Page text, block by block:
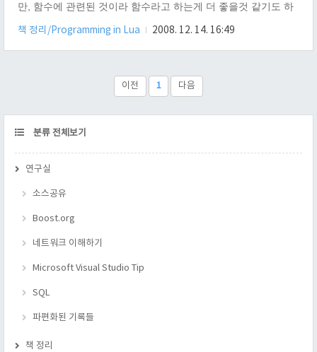
만, 함수에 관련된 것이라 함수라고 하는게 더 좋을것 같기도 하
서 다른 함수B를 호출 하게 될 경우, A는 B의 꼬리이며, A는 꼬리
호출 된다고 할 수 있고, A는 B의 꼬리라고 할 수 있다. 즉 A는 B
이것이 왜 중요한가? 루아에선 이 함수 꼬리 호출이 특별한 조건
이 만족하면, 스택 버퍼를 더 늘리지 않으면서 꼬리 함수를 잘라
책 정리/Programming in Lua 2008. 12. 14. 16:49
이전 1 다음
CATEGORY
분류 전체보기
연구실
소스공유
Boost.org
네트워크 이해하기
Microsoft Visual Studio Tip
SQL
파편화된 기록들
책 정리